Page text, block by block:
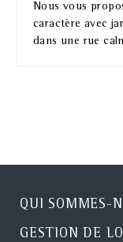
Nous vous
caractère avec
dans une rue
QUI SOMMES-
GESTION DE